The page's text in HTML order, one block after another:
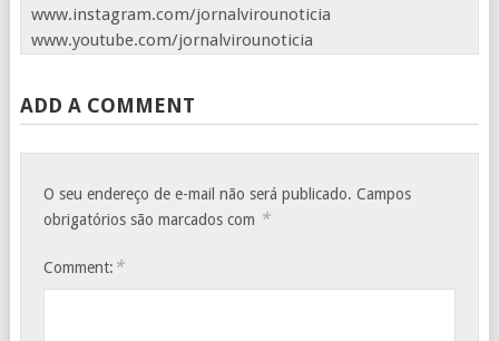
www.instagram.com/jornalvirounoticia
www.youtube.com/jornalvirounoticia
ADD A COMMENT
O seu endereço de e-mail não será publicado. Campos
obrigatórios são marcados com *
Comment: *